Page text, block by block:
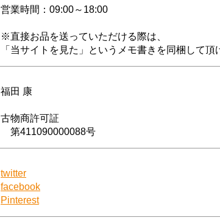
営業時間：09:00～18:00
※直接お品を送っていただける際は、
「当サイトを見た」というメモ書きを同梱して頂
福田 康
古物商許可証
第411090000088号
twitter
facebook
Pinterest